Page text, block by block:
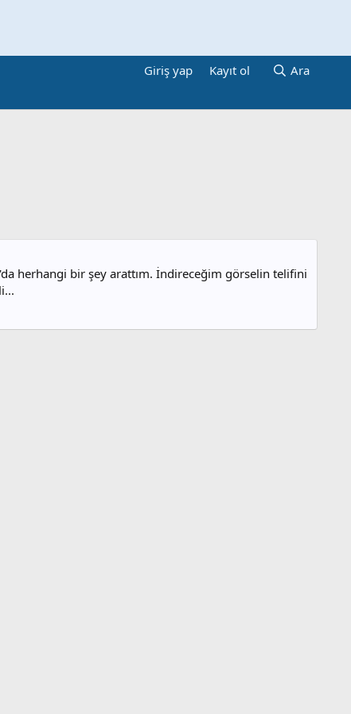
Giriş yap Kayıt ol Ara
herhangi bir şey arattım. İndireceğim görselin telifini